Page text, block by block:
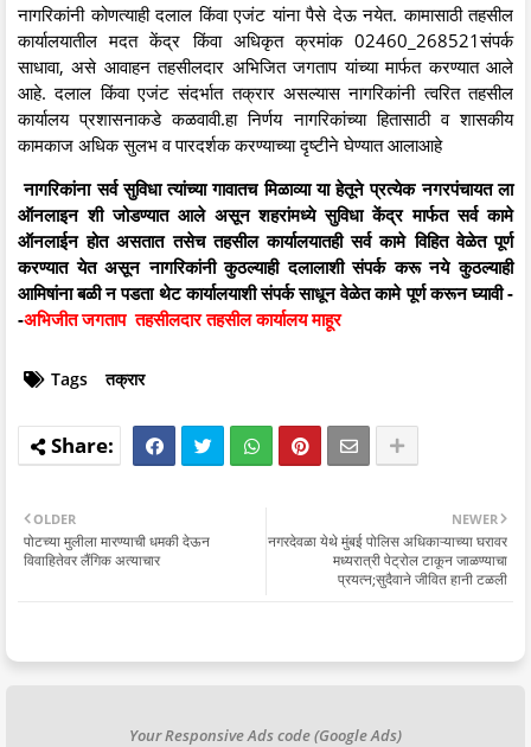
नागरिकांनी कोणत्याही दलाल किंवा एजंट यांना पैसे देऊ नयेत. कामासाठी तहसील
कार्यालयातील मदत केंद्र किंवा अधिकृत क्रमांक 02460_268521संपर्क
साधावा, असे आवाहन तहसीलदार अभिजित जगताप यांच्या मार्फत करण्यात आले
आहे. दलाल किंवा एजंट संदर्भात तक्रार असल्यास नागरिकांनी त्वरित तहसील
कार्यालय प्रशासनाकडे कळवावी.हा निर्णय नागरिकांच्या हितासाठी व शासकीय
कामकाज अधिक सुलभ व पारदर्शक करण्याच्या दृष्टीने घेण्यात आलाआहे
नागरिकांना सर्व सुविधा त्यांच्या गावातच मिळाव्या या हेतूने प्रत्येक नगरपंचायत ला
ऑनलाइन शी जोडण्यात आले असून शहरांमध्ये सुविधा केंद्र मार्फत सर्व कामे
ऑनलाईन होत असतात तसेच तहसील कार्यालयातही सर्व कामे विहित वेळेत पूर्ण
करण्यात येत असून नागरिकांनी कुठल्याही दलालाशी संपर्क करू नये कुठल्याही
आमिषांना बळी न पडता थेट कार्यालयाशी संपर्क साधून वेळेत कामे पूर्ण करून घ्यावी -
-अभिजीत जगताप तहसीलदार तहसील कार्यालय माहूर
Tags तक्रार
NEWER
नगरदेवळा येथे मुंबई पोलिस अधिकाऱ्याच्या घरावर
मध्यरात्री पेट्रोल टाकून जाळण्याचा
प्रयत्न;सुदैवाने जीवित हानी टळली
OLDER
पोटच्या मुलीला मारण्याची धमकी देऊन
विवाहितेवर लैंगिक अत्याचार
Your Responsive Ads code (Google Ads)